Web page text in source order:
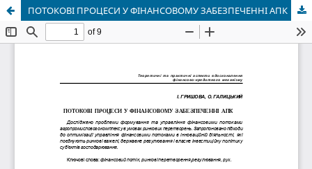
ПОТОКОВІ ПРОЦЕСИ У ФІНАНСОВОМУ ЗАБЕЗПЕЧЕННІ АПК